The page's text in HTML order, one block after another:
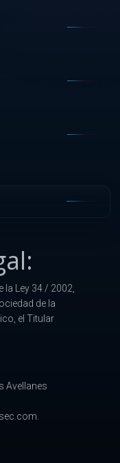
Ley 34 / 2002,
de la
el Titular
Avellanes